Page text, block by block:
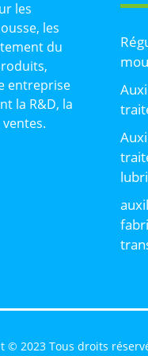
les
les
du
entreprise
la R&D, la
© 2023 Tous droits